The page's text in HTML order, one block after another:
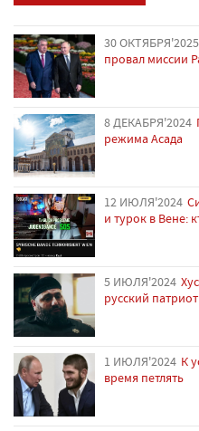
30 ОКТЯБРЯ'2025
провал миссии
8 ДЕКАБРЯ'2024
режима Асада
12 ИЮЛЯ'2024
и турок в Вене:
5 ИЮЛЯ'2024
русский
1 ИЮЛЯ'2024 К
время петлять